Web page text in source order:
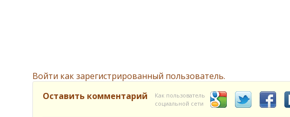
Войти как зарегистрированный пользователь.
Оставить комментарий
Как пользователь
социальной сети